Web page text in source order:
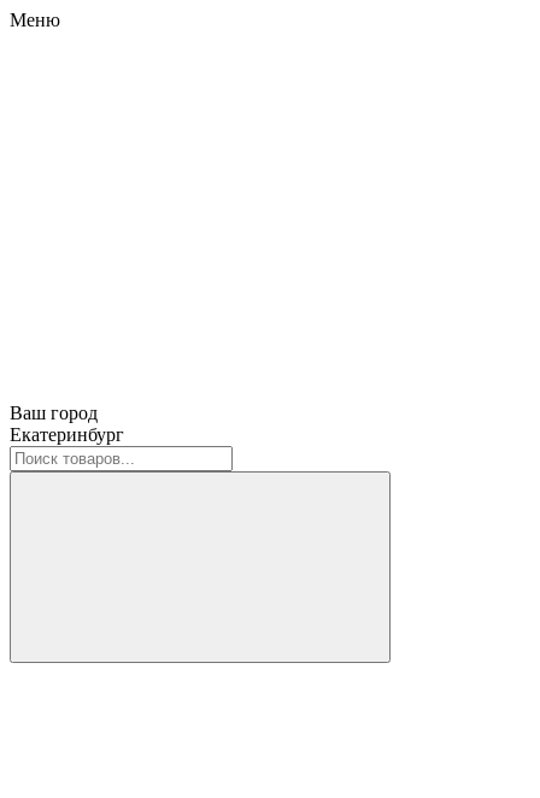
Меню
Ваш город
Екатеринбург